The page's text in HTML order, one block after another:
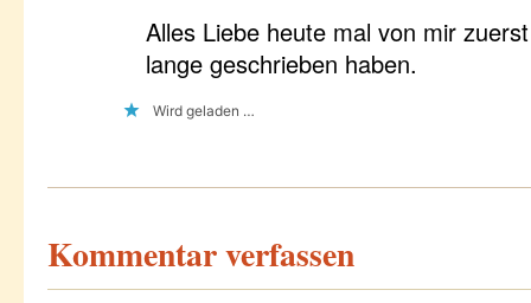
Alles Liebe heute mal von mir
lange geschrieben haben.
Wird geladen …
Kommentar verfassen